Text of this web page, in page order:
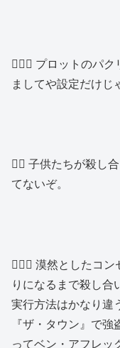
👱🏻‍♂️ プロットのパ
ましてや設定だけじ
👮‍♂️ 子供たちが殺し
てないぞ。
🙍🏻‍♂️ 漠然としたコ
りになるまで殺し
実行方法はかなり違
『ザ・タウン』で
ってベン・アフレッ